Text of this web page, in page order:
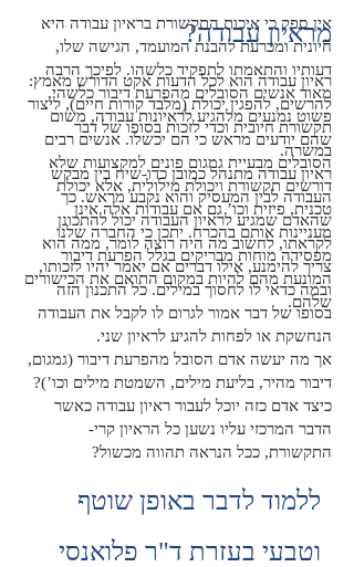
מראיון עבודה?
ראיון עבודה הוא לכל הדעות אקט הדורש מאמץ:
להרשים, להפגין יכולת (מלבד קורות חיים), ליצור
תקשורת חיובית וכדי לזכות בסופו של דבר
במשרה.
ראיון עבודה מתנהל כמובן כדו-שיח בין מבקש
העבודה לבין המעסיק והוא נקבע מראש. כך
שהאדם שמגיע לראיון העבודה יכול להתכונן
לקראתו, לחשוב מה היה רוצה לומר, ממה הוא
צריך להימנע, אילו דברים אם יאמר יהיו לזכותו,
ובמה כדאי לו לחסוך במילים. כל התכנון הזה
בסופו של דבר אמור לגרום לו לקבל את העבודה
הנחשקת או לפחות להגיע לראיון שני.
אך מה יעשה אדם הסובל מהפרעת דיבור (גמגום,
דיבור מהיר, בליעת מילים, השמטת מילים וכו’)?
כיצד אדם כזה יוכל לעבור ראיון עבודה כאשר
הדבר המרכזי עליו נשען כל הראיון קרי-
התקשורת, ככל הנראה תהווה מכשול?
ללמוד לדבר באופן שוטף
וטבעי בעזרת ד"ר פלואנסי
אין ספק כי איכות התקשורת בראיון עבודה היא
חיונית ומכרעת להבנת המועמד, הגישה שלו,
דעותיו והתאמתו לתפקיד כלשהו. לפיכך הרבה
מאוד אנשים הסובלים מהפרעת דיבור כלשהי,
פשוט נמנעים מלהגיע לראיונות עבודה, משום
שהם יודעים מראש כי הם יכשלו. אנשים רבים
הסובלים מבעיית גמגום פונים למקצועות שלא
דורשים תקשורת ויכולת מילולית, אלא יכולת
טכנית, פיזית וכו’ גם אם עבודות אלה אינן
מעניינות אותם בהכרח. יתכן כי החברה שלנו
מפסידה מוחות מבריקים בגלל הפרעת דיבור
המונעת מהם להיות במקום התואם את הכישורים
שלהם.